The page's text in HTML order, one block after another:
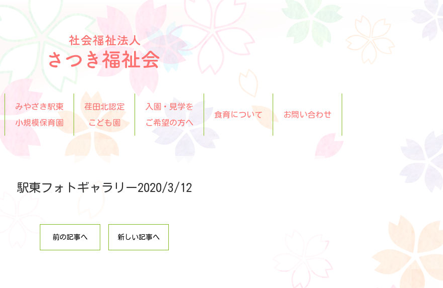
みやざき駅東
小規模保育園
荏田北認定
こども園
入園・見学を
ご希望の方へ
食育について お問い合わせ
駅東フォトギャラリー2020/3/12
前の記事へ 新しい記事へ